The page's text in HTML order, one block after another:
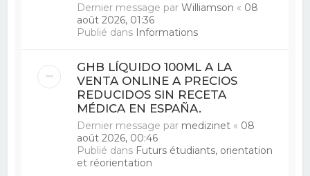
Dernier message parWilliamson « 08
août 2026, 01:36
Publié dans Informations
GHB LÍQUIDO 100ML A LA
VENTA ONLINE A PRECIOS
REDUCIDOS SIN RECETA
MÉDICA EN ESPAÑA.
Dernier message par medizinet « 08
août 2026, 00:46
Publié dans Futurs étudiants, orientation
et réorientation